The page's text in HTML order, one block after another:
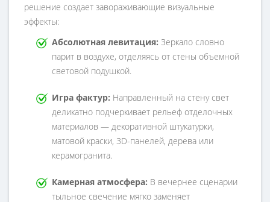
решение создает завораживающие визуальные
эффекты:
Абсолютная левитация: Зеркало словно
парит в воздухе, отделяясь от стены объемной
световой подушкой.
Игра фактур: Направленный на стену свет
деликатно подчеркивает рельеф отделочных
материалов — декоративной штукатурки,
матовой краски, 3D-панелей, дерева или
керамогранита.
Камерная атмосфера: В вечернее сценарии
тыльное свечение мягко заменяет